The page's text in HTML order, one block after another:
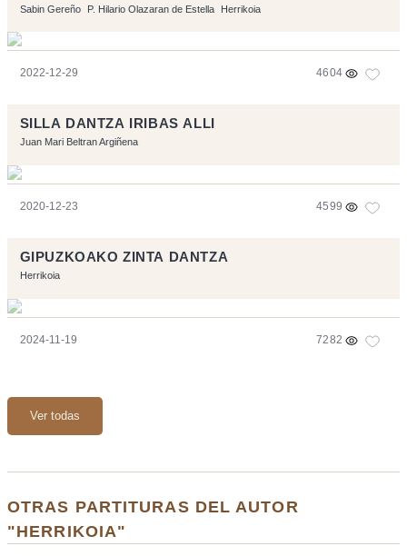
Sabin Gereño P. Hilario Olazaran de Estella Herrikoia
2022-12-29 4604
SILLA DANTZA IRIBAS ALLI
Juan Mari Beltran Argiñena
2020-12-23 4599
GIPUZKOAKO ZINTA DANTZA
Herrikoia
2024-11-19 7282
Ver todas
OTRAS PARTITURAS DEL AUTOR
"HERRIKOIA"